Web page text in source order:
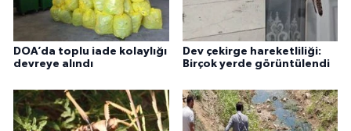
DOA’da toplu iade kolaylığı
devreye alındı
Dev çekirge hareketliliği:
Birçok yerde görüntülendi